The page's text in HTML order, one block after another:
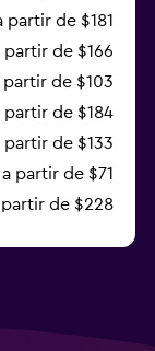
partir de $181
partir de $166
partir de $103
partir de $184
partir de $133
a partir de $71
partir de $228